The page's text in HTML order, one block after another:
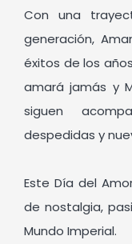
Con una
generación,
éxitos de los
amará jamás y
siguen
despedidas y
Este Día del
de nostalgia,
Mundo Imperial.